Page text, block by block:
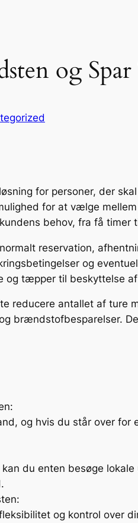
og
for personer, der
for at vælge
behov, fra få timer
reservation,
og
og tæpper til beskyttelse
reducere antallet af ture
brændstofbesparelser.
og hvis du står over
du enten besøge
og kontrol over